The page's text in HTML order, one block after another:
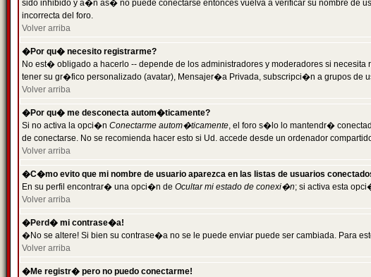
sido inhibido y a�n as� no puede conectarse entonces vuelva a verificar su nombre de
incorrecta del foro.
Volver arriba
�Por qu� necesito registrarme?
No est� obligado a hacerlo -- depende de los administradores y moderadores si
tener su gr�fico personalizado (avatar), Mensajer�a Privada, subscripci�n a grupos de
Volver arriba
�Por qu� me desconecta autom�ticamente?
Si no activa la opci�n Conectarme autom�ticamente, el foro s�lo lo mantendr�
de conectarse. No se recomienda hacer esto si Ud. accede desde un ordenador
Volver arriba
�C�mo evito que mi nombre de usuario aparezca en las listas de usuarios
En su perfil encontrar� una opci�n de Ocultar mi estado de conexi�n; si activa esta
Volver arriba
�Perd� mi contrase�a!
�No se altere! Si bien su contrase�a no se le puede enviar puede ser cambiada. Para
Volver arriba
�Me registr� pero no puedo conectarme!